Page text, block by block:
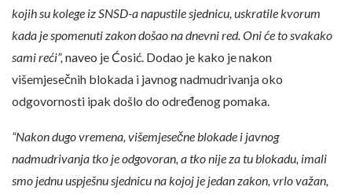
kojih su kolege iz SNSD-a napustile sjednicu, uskratile kvorum
kada je spomenuti zakon došao na dnevni red. Oni će to svakako
sami reći”, naveo je Ćosić. Dodao je kako je nakon
višemjesečnih blokada i javnog nadmudrivanja oko
odgovornosti ipak došlo do određenog pomaka.
“Nakon dugo vremena, višemjesečne blokade i javnog
nadmudrivanja tko je odgovoran, a tko nije za tu blokadu, imali
smo jednu uspješnu sjednicu na kojoj je jedan zakon, vrlo važan,